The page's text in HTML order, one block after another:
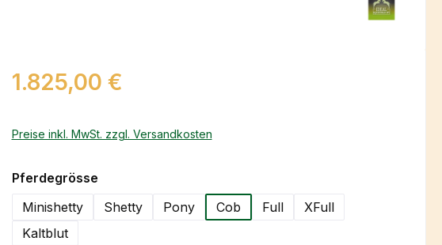
Regulärer Preis:
1.825,00 €
Preise inkl. MwSt. zzgl. Versandkosten
Pferdegrösseauswählen
Minishetty
Shetty Pony Cob Full
XFull
Kaltblut